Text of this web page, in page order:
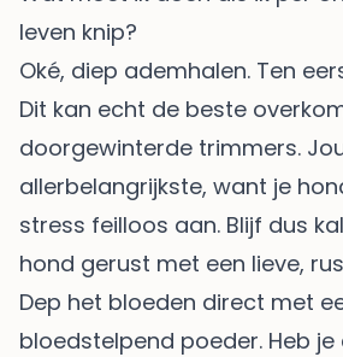
leven knip?
Oké, diep ademhalen. Ten
Dit kan echt de beste
doorgewinterde trimmers.
allerbelangrijkste, want je
stress feilloos aan. Blijf dus
hond gerust met een lieve,
Dep het bloeden direct met
bloedstelpend poeder. Heb je